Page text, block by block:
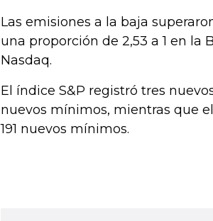
Las emisiones a la baja
una proporción de 2,53 a 1 en la
Nasdaq.
El índice S&P registró tres
nuevos mínimos, mientras que
191 nuevos mínimos.